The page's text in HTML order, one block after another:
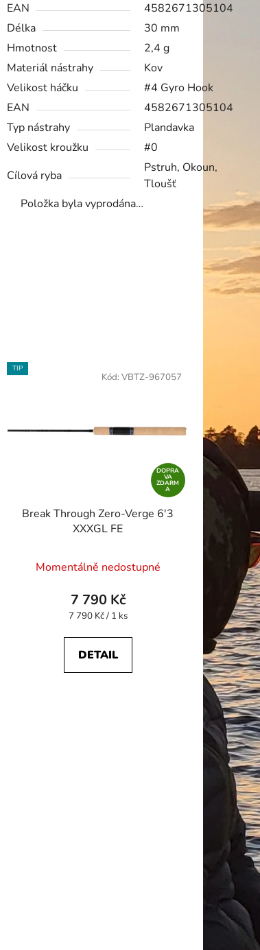
EAN
4582671305104
Délka
30 mm
Hmotnost
2,4 g
Materiál nástrahy
Kov
Velikost háčku
#4 Gyro Hook
EAN
4582671305104
Typ nástrahy
Plandavka
Velikost kroužku
#0
Cílová ryba
Pstruh, Okoun,
Tloušť
Položka byla vyprodána…
TIP
DOPRA
VA
ZDARM
A
Break Through Zero-Verge 6'3
XXXGL FE
hodnocení
produktu
je
z
Momentálně nedostupné
7 790 Kč
Měrná
7 790 Kč / 1 ks
DETAIL
Kód: VBTZ-967057